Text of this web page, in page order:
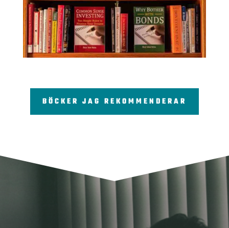
BÖCKER JAG REKOMMENDERAR